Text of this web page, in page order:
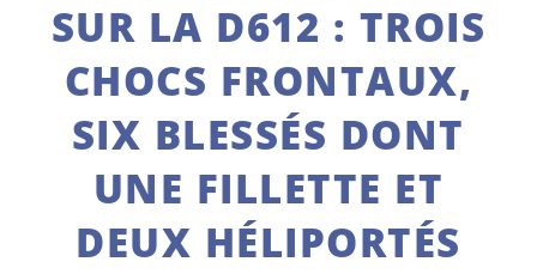
SUR LA D612 : TROIS
CHOCS FRONTAUX,
SIX BLESSÉS DONT
UNE FILLETTE ET
DEUX HÉLIPORTÉS